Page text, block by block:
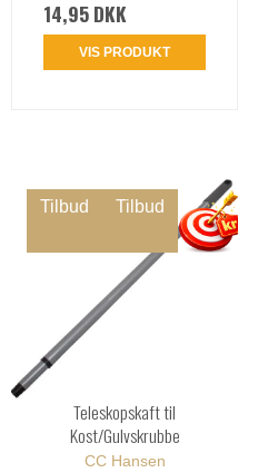
14,95 DKK
VIS PRODUKT
Tilbud Tilbud
Teleskopskaft til
Kost/Gulvskrubbe
CC Hansen